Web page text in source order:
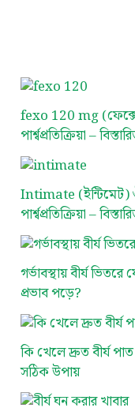
fexo 120 mg
পার্শ্বপ্রতিক্রিয়া –
Intimate (ইন্টিমেট)
পার্শ্বপ্রতিক্রিয়া –
গর্ভাবস্থায় বীর্য
প্রভাব পড়ে?
কি খেলে দ্রুত বীর্য
সঠিক উপায়